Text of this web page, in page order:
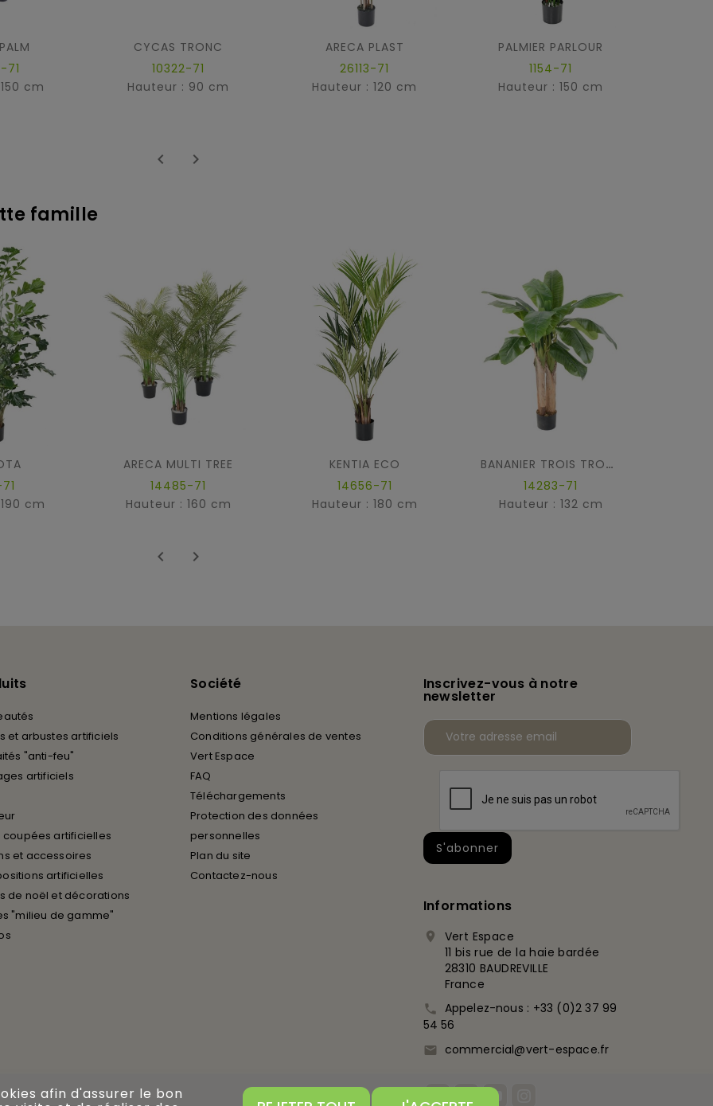
71
cm
CYCAS TRONC
10322-71
Hauteur : 90 cm
ARECA PLAST
26113-71
Hauteur : 120 cm
PALMIER PARLOUR
1154-71
Hauteur : 150 cm
 
famille
cm
ARECA MULTI TREE
14485-71
Hauteur : 160 cm
KENTIA ECO
14656-71
Hauteur : 180 cm
BANANIER TROIS TRONCS
14283-71
Hauteur : 132 cm
 
et arbustes artificiels
"anti-feu"
artificiels
coupées artificielles
et accessoires
artificielles
de noël et décorations
"milieu de gamme"
Société
Mentions légales
Conditions générales de ventes
Vert Espace
FAQ
Téléchargements
Protection des données
personnelles
Plan du site
Contactez-nous
Inscrivez-vous à notre
newsletter
Informations

Vert Espace
11 bis rue de la haie bardée
28310 BAUDREVILLE
France
 Appelez-nous : +33 (0)2 37 99
54 56
 commercial@vert-espace.fr
afin d'assurer le bon